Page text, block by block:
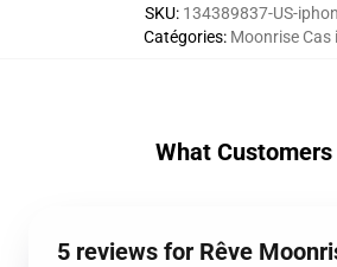
SKU: 134389837-US-
Catégories: Moonrise Cas
What Customers
5 reviews for Rêve